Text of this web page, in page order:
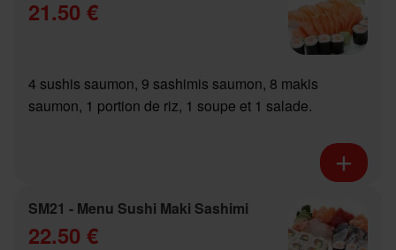
21.50 €
4 sushis saumon, 9 sashimis saumon, 8 makis
saumon, 1 portion de riz, 1 soupe et 1 salade.
SM21 - Menu Sushi Maki Sashimi
22.50 €